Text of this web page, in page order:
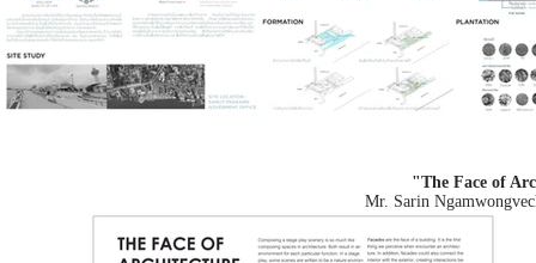
"The Face of
Mr. Sarin